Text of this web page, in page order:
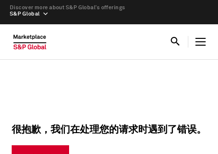
S&P Global
Discover more about S&P Global’s offerings
很抱歉，我们在处理您的请求时遇到了错误。